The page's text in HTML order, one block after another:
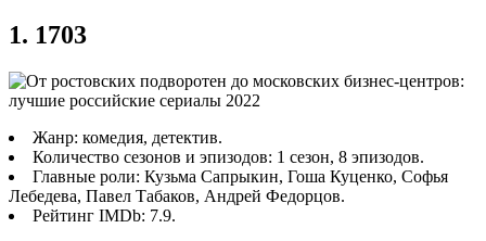
1. 1703
Жанр: комедия, детектив.
Количество сезонов и эпизодов: 1 сезон, 8 эпизодов.
Главные роли: Кузьма Сапрыкин, Гоша Куценко, Софья
Лебедева, Павел Табаков, Андрей Федорцов.
Рейтинг IMDb: 7.9.